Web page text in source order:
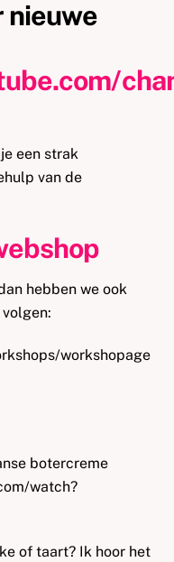
nieuwe
een strak
van de
hebben we ook
workshopage
botercreme
watch?
of taart? Ik hoor het